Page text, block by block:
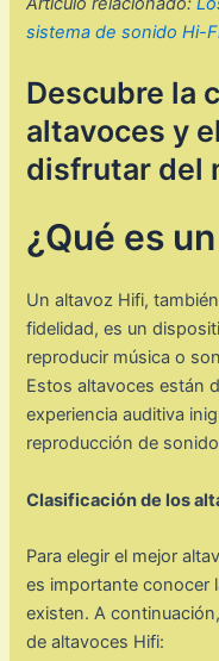
sistema de sonido Hi-
Descubre la
altavoces y
disfrutar del
¿Qué es
Un altavoz Hifi,
fidelidad, es un
reproducir música o
Estos altavoces están
experiencia auditiva
reproducción de
Clasificación de los
Para elegir el mejor
es importante conocer
existen. A
de altavoces Hifi: